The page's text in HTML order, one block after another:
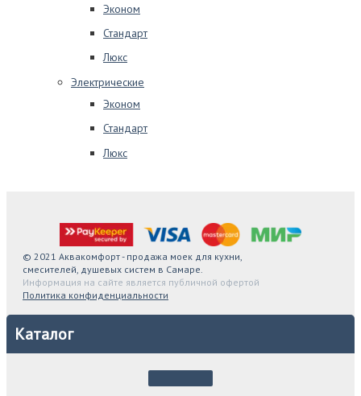
Эконом
Стандарт
Люкс
Электрические
Эконом
Стандарт
Люкс
© 2021 Аквакомфорт - продажа моек для кухни,
смесителей, душевых систем в Самаре.
Информация на сайте является публичной офертой
Политика конфиденциальности
Каталог